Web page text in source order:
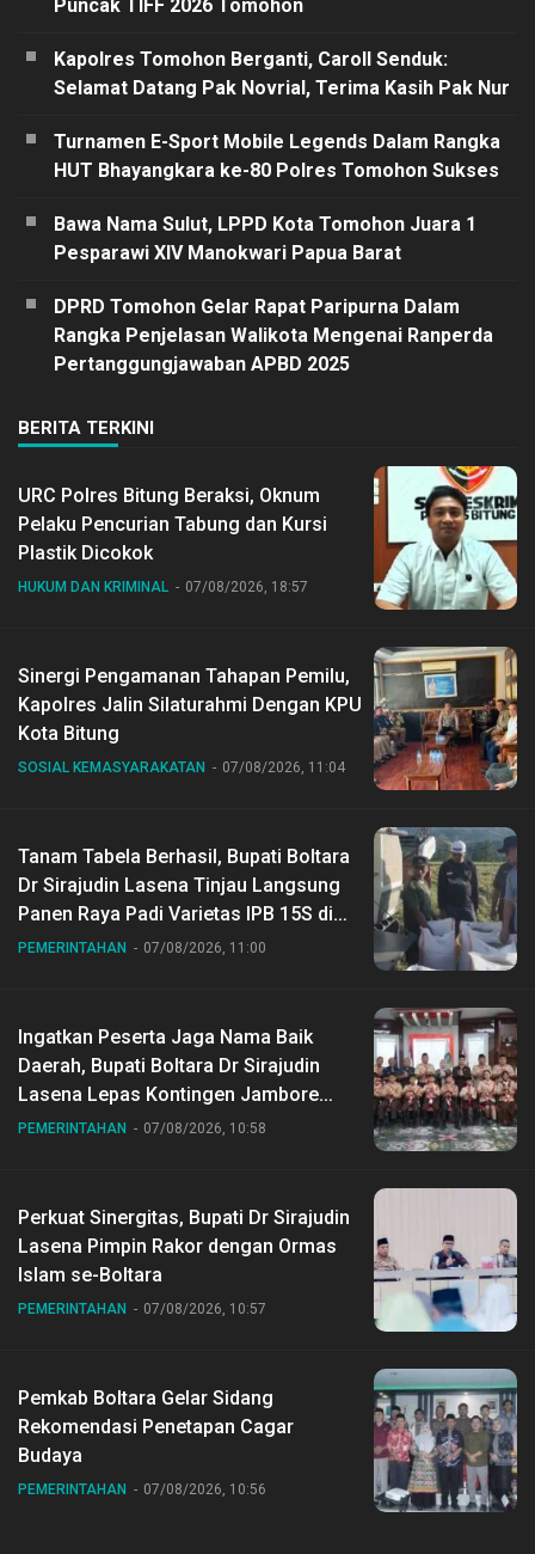
Puncak TIFF 2026 Tomohon
Kapolres Tomohon Berganti, Caroll Senduk:
Selamat Datang Pak Novrial, Terima Kasih Pak Nur
Turnamen E-Sport Mobile Legends Dalam Rangka
HUT Bhayangkara ke-80 Polres Tomohon Sukses
Bawa Nama Sulut, LPPD Kota Tomohon Juara 1
Pesparawi XIV Manokwari Papua Barat
DPRD Tomohon Gelar Rapat Paripurna Dalam
Rangka Penjelasan Walikota Mengenai Ranperda
Pertanggungjawaban APBD 2025
BERITA TERKINI
URC Polres Bitung Beraksi, Oknum
Pelaku Pencurian Tabung dan Kursi
Plastik Dicokok
HUKUM DAN KRIMINAL 07/08/2026, 18:57
Sinergi Pengamanan Tahapan Pemilu,
Kapolres Jalin Silaturahmi Dengan KPU
Kota Bitung
SOSIAL KEMASYARAKATAN 07/08/2026, 11:04
Tanam Tabela Berhasil, Bupati Boltara
Dr Sirajudin Lasena Tinjau Langsung
Panen Raya Padi Varietas IPB 15S di
Desa Gihang
PEMERINTAHAN 07/08/2026, 11:00
Ingatkan Peserta Jaga Nama Baik
Daerah, Bupati Boltara Dr Sirajudin
Lasena Lepas Kontingen Jambore
Nasional ke XII di Buperta Cibubur
PEMERINTAHAN 07/08/2026, 10:58
Perkuat Sinergitas, Bupati Dr Sirajudin
Lasena Pimpin Rakor dengan Ormas
Islam se-Boltara
PEMERINTAHAN 07/08/2026, 10:57
Pemkab Boltara Gelar Sidang
Rekomendasi Penetapan Cagar
Budaya
PEMERINTAHAN 07/08/2026, 10:56